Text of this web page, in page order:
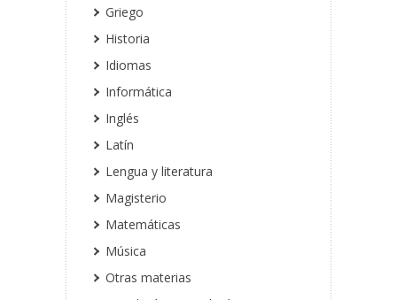
Griego
Historia
Idiomas
Informática
Inglés
Latín
Lengua y literatura
Magisterio
Matemáticas
Música
Otras materias